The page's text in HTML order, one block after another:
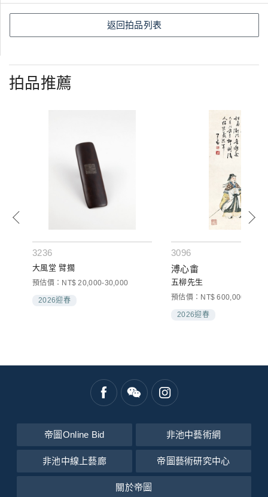
返回拍品列表
拍品推薦
3236
大風堂 臂擱
預估價：NT$ 20,000-30,000
2026迎春
3096
溥心畬
五柳先生
預估價：NT$ 600,000-
2026迎春
帝圖Online Bid 非池中藝術網
非池中線上藝廊 帝圖藝術研究中心
關於帝圖